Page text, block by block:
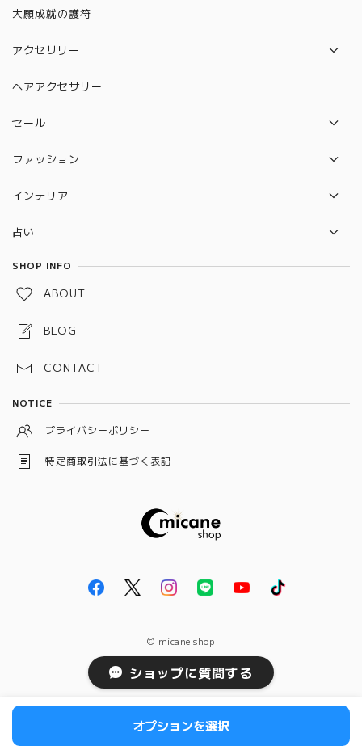
パロサント
カバラ
ルドラクシャ
守り本尊 水晶守り絵
龍神守り
ワックスサシェ
狐守り
大願成就の護符
アクセサリー
ネックレス
ヘアアクセサリー
セール
セット販売セール
ファッション
バック
インテリア
占い
タロットカード
SHOP INFO
ABOUT
BLOG
CONTACT
NOTICE
プライバシーポリシー
特定商取引法に基づく表記
© micane shop
オプションを選択
ショップに質問する